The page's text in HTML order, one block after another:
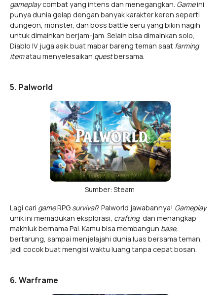
gameplaycombat yang intens dan menegangkan. Gameini
punya dunia gelap dengan banyak karakter keren seperti
dungeon, monster, dan boss battle seru yang bikin nagih
untuk dimainkan berjam-jam. Selain bisa dimainkan solo,
Diablo IV juga asik buat mabar bareng teman saat farming
itematau menyelesaikan questbersama.
5. Palworld
Sumber: Steam
Lagi cari gameRPG survival? Palworld jawabannya! Gameplay
unik ini memadukan eksplorasi, crafting, dan menangkap
makhluk bernama Pal. Kamu bisa membangun base,
bertarung, sampai menjelajahi dunia luas bersama teman,
jadi cocok buat mengisi waktu luang tanpa cepat bosan.
6. Warframe